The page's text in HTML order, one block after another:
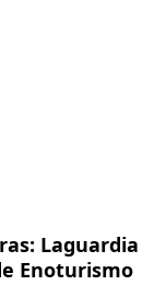
Laguardia
Enoturismo